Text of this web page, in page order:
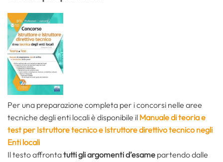
Per una preparazione completa per i concorsi nelle aree
tecniche degli enti locali è disponibile il Manuale di teoria e
test per Istruttore tecnico e Istruttore direttivo tecnico negli
Enti locali
Il testo affrontatutti gli argomenti d’esame partendo dalle